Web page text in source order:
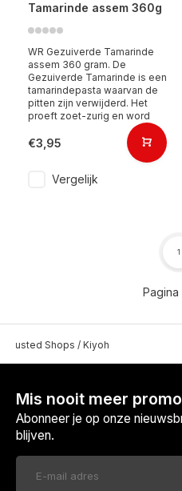
Tamarinde assem 360g
WR Gezuiverde Tamarinde
assem 360 gram. De
Gezuiverde Tamarinde is een
tamarindepasta waarvan de
pitten zijn verwijderd. Het
proeft zoet-zurig en word
€3,95
Vergelijk
Pagina
1
Shops / Kiyoh
Mis nooit meer
Abonneer je op onze
blijven.